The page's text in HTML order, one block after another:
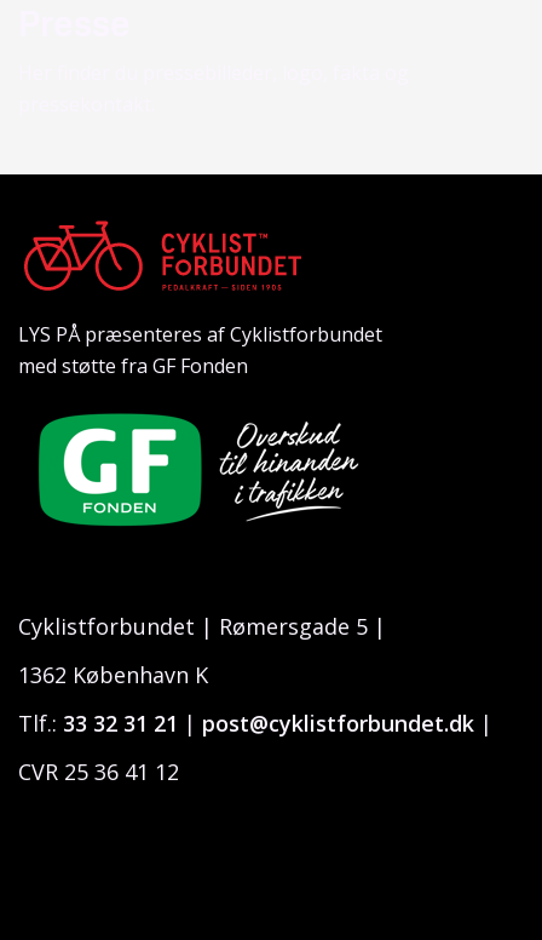
LYS PÅ præsenteres af Cyklistforbundet
med støtte fra GF Fonden
Cyklistforbundet | Rømersgade 5 |
1362 København K
Tlf.: 33 32 31 21 | post@cyklistforbundet.dk |
CVR 25 36 41 12